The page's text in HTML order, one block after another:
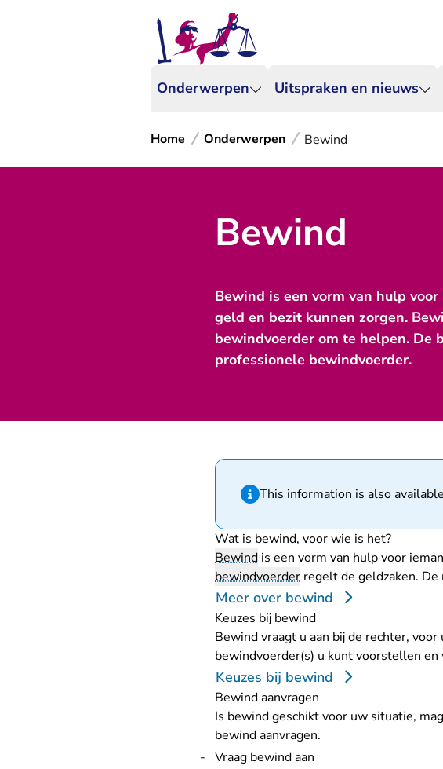
Onderwerpen Uitspraken en nieuws
Home Onderwerpen Bewind
Bewind
Bewind is een vorm van hulp
geld en bezit kunnen zorgen.
bewindvoerder om te helpen. De
professionele bewindvoerder.
Hint van type informatie
This information is also
Wat is bewind, voor wie is het?
Bewind is een vorm van hulp voor
bewindvoerder regelt de geldzaken.
Meer over bewind
Keuzes bij bewind
Bewind vraagt u aan bij de rechter,
bewindvoerder(s) u kunt voorstellen en
Keuzes bij bewind
Bewind aanvragen
Is bewind geschikt voor uw situatie,
bewind aanvragen.
Vraag bewind aan